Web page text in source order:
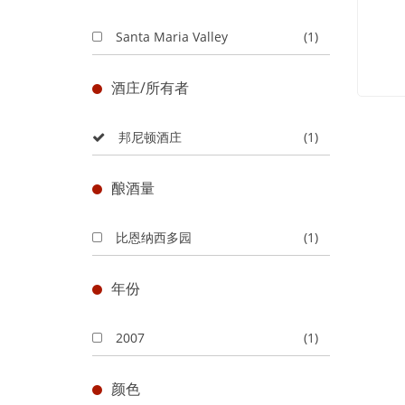
Santa Maria Valley (1)
酒庄/所有者
邦尼顿酒庄 (1)
酿酒量
比恩纳西多园 (1)
年份
2007 (1)
颜色